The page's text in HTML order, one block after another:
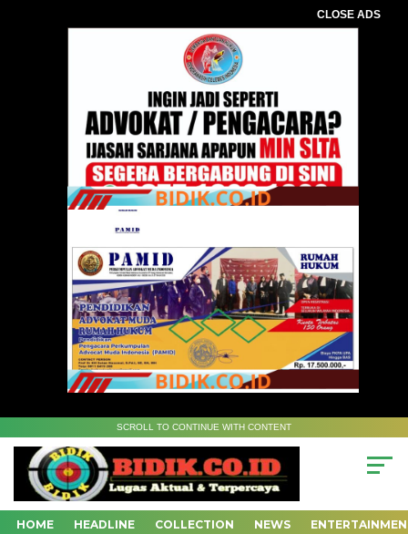
CLOSE ADS
SCROLL TO CONTINUE WITH CONTENT
HOME HEADLINE COLLECTION NEWS